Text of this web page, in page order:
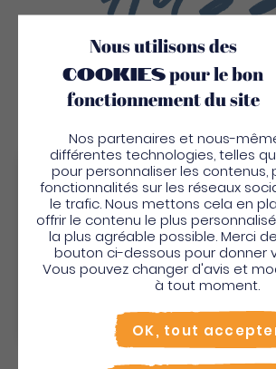
Bungalow Le
Découvrir
Bienvenue en
Pour profiter de votre séjour et
activités en quelques clics,
place”.
Utiliser le mode sur
Nous utilisons des
cookiespour le bon
fonctionnement du site
Nos partenaires et nous-
différentes technologies, telles
pour personnaliser les contenus,
fonctionnalités sur les réseaux
le trafic. Nous mettons cela en
offrir le contenu le plus
la plus agréable possible. Merci
bouton ci-dessous pour donner
Vous pouvez changer d'avis et
à tout moment.
OK, tout